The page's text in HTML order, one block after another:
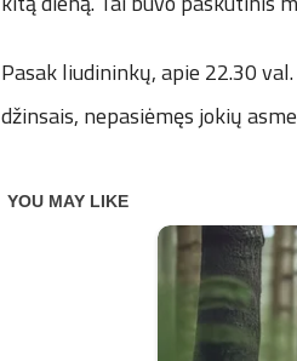
Pasak liudininkų, apie 22.30
džinsais, nepasiėmęs jokių